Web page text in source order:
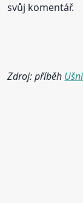
svůj komentář.
Zdroj: příběh